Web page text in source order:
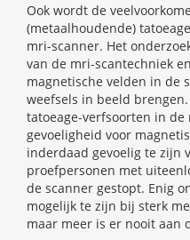
Ook wordt de
(metaalhoudende)
mri-scanner. Het
van de mri-scantechniek
magnetische velden in de
weefsels in beeld
tatoeage-verfsoorten in
gevoeligheid voor
inderdaad gevoelig te zijn
proefpersonen met
de scanner gestopt. Enig
mogelijk te zijn bij sterk
maar meer is er nooit aan